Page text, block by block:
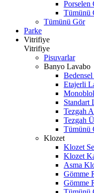
Porselen
Tümünü
Tümünü Gör
Parke
Vitrifiye
Vitrifiye
Pisuvarlar
Banyo Lavabo
Etajerli
Standart
Tezgah
Tezgah
Tümünü
Klozet
Klozet
Klozet
Asma
Gömme
Gömme